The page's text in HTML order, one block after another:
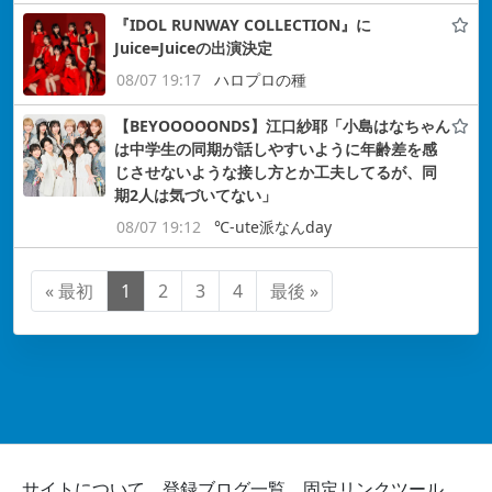
『IDOL RUNWAY COLLECTION』に
Juice=Juiceの出演決定
08/07 19:17
ハロプロの種
【BEYOOOOONDS】江口紗耶「小島はなちゃん
は中学生の同期が話しやすいように年齢差を感
じさせないような接し方とか工夫してるが、同
期2人は気づいてない」
08/07 19:12
℃-ute派なんday
« 最初 1 2 3 4 最後 »